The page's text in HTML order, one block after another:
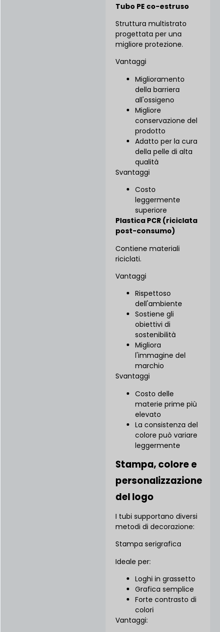
Tubo PE co-estruso
Struttura multistrato
progettata per una
migliore protezione.
Vantaggi
Miglioramento
della barriera
all'ossigeno
Migliore
conservazione del
prodotto
Adatto per la cura
della pelle di alta
qualità
Svantaggi
Costo
leggermente
superiore
Plastica PCR (riciclata
post-consumo)
Contiene materiali
riciclati.
Vantaggi
Rispettoso
dell'ambiente
Sostiene gli
obiettivi di
sostenibilità
Migliora
l'immagine del
marchio
Svantaggi
Costo delle
materie prime più
elevato
La consistenza del
colore può variare
leggermente
Stampa, colore e
personalizzazione
del logo
I tubi supportano diversi
metodi di decorazione:
Stampa serigrafica
Ideale per:
Loghi in grassetto
Grafica semplice
Forte contrasto di
colori
Vantaggi: